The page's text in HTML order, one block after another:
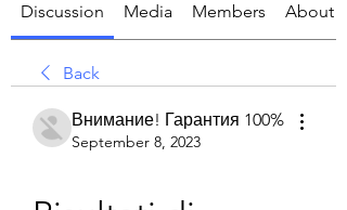
Discussion Media Members About
Back
Внимание! Гарантия 100%
September 8, 2023